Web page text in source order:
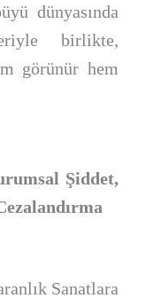
dünyasında
birlikte,
görünür hem
Şiddet,
Sanatlara